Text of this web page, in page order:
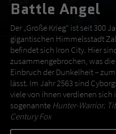
Battle Angel
Der „Große Krieg“ ist seit 300
gigantischen Himmelsstadt
befindet sich Iron City. Hier
zusammengebrochen, was
Einbruch der Dunkelheit –
lässt. Im Jahr 2563 sind
viele von ihnen verdienen
sogenannte Hunter-Warrior.
Century Fox